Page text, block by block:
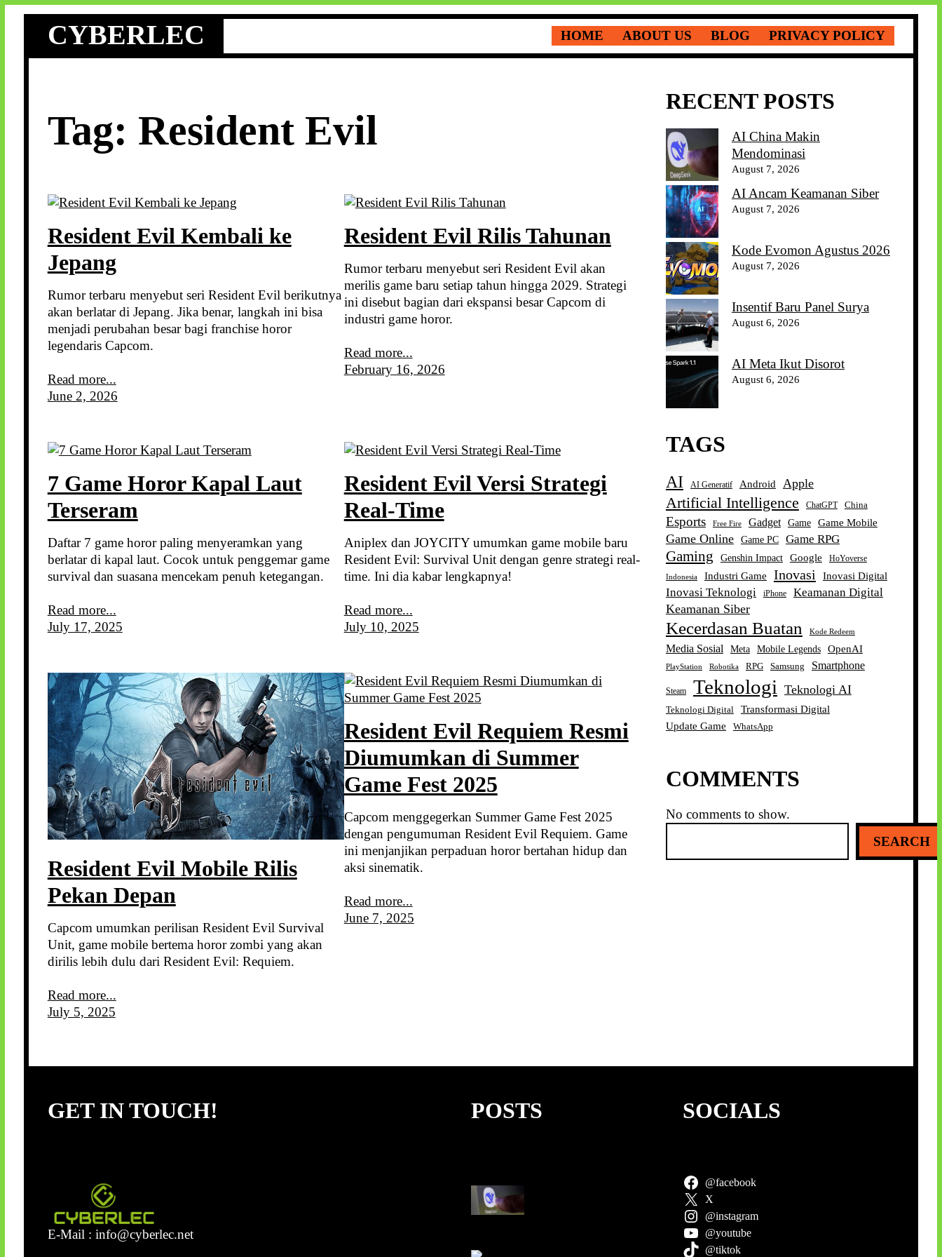
content
CYBERLEC HOME ABOUT US BLOG PRIVACY POLICY
Tag: Resident Evil
Resident Evil Kembali ke
Jepang
Rumor terbaru menyebut seri Resident Evil berikutnya
akan berlatar di Jepang. Jika benar, langkah ini bisa
menjadi perubahan besar bagi franchise horor
legendaris Capcom.
Read more...
June 2, 2026
Resident Evil Rilis Tahunan
Rumor terbaru menyebut seri Resident Evil akan
merilis game baru setiap tahun hingga 2029. Strategi
ini disebut bagian dari ekspansi besar Capcom di
industri game horor.
Read more...
February 16, 2026
7 Game Horor Kapal Laut
Terseram
Daftar 7 game horor paling menyeramkan yang
berlatar di kapal laut. Cocok untuk penggemar game
survival dan suasana mencekam penuh ketegangan.
Read more...
July 17, 2025
Resident Evil Versi Strategi
Real-Time
Aniplex dan JOYCITY umumkan game mobile baru
Resident Evil: Survival Unit dengan genre strategi real-
time. Ini dia kabar lengkapnya!
Read more...
July 10, 2025
Resident Evil Mobile Rilis
Pekan Depan
Capcom umumkan perilisan Resident Evil Survival
Unit, game mobile bertema horor zombi yang akan
dirilis lebih dulu dari Resident Evil: Requiem.
Read more...
July 5, 2025
Resident Evil Requiem Resmi
Diumumkan di Summer
Game Fest 2025
Capcom menggegerkan Summer Game Fest 2025
dengan pengumuman Resident Evil Requiem. Game
ini menjanjikan perpaduan horor bertahan hidup dan
aksi sinematik.
Read more...
June 7, 2025
RECENT POSTS
AI China Makin
Mendominasi
August 7, 2026
AI Ancam Keamanan Siber
August 7, 2026
Kode Evomon Agustus 2026
August 7, 2026
Insentif Baru Panel Surya
August 6, 2026
AI Meta Ikut Disorot
August 6, 2026
TAGS
AI AI Generatif Android Apple
Artificial Intelligence ChatGPT China
Esports Free Fire Gadget Game Game Mobile
Game Online Game PC Game RPG
Gaming Genshin Impact Google HoYoverse
Indonesia Industri Game Inovasi Inovasi Digital
Inovasi Teknologi iPhone Keamanan Digital
Keamanan Siber
Kecerdasan Buatan Kode Redeem
Media Sosial Meta Mobile Legends OpenAI
PlayStation Robotika RPG Samsung Smartphone
Steam Teknologi Teknologi AI
Teknologi Digital Transformasi Digital
Update Game WhatsApp
COMMENTS
No comments to show.
a
SEARCH
GET IN TOUCH!
E-Mail : info@cyberlec.net
POSTS SOCIALS
@facebook
X
@instagram
@youtube
@tiktok